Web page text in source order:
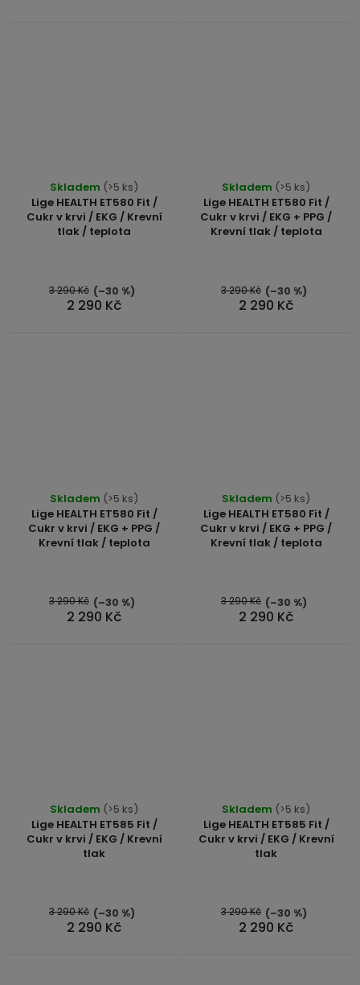
Lige HEALTH ET580 Fit /
Cukr v krvi / EKG / Krevní
tlak / teplota
Skladem (>5 ks)
2 290 Kč
3 290 Kč (–30 %)
Lige HEALTH ET580 Fit /
Cukr v krvi / EKG + PPG /
Krevní tlak / teplota
Skladem (>5 ks)
2 290 Kč
3 290 Kč (–30 %)
Lige HEALTH ET580 Fit /
Cukr v krvi / EKG + PPG /
Krevní tlak / teplota
hodnocení
produktu
je
5
hvězdiček.
Skladem (>5 ks)
2 290 Kč
3 290 Kč (–30 %)
Lige HEALTH ET580 Fit /
Cukr v krvi / EKG + PPG /
Krevní tlak / teplota
hodnocení
produktu
je
5
hvězdiček.
Skladem (>5 ks)
2 290 Kč
3 290 Kč (–30 %)
Lige HEALTH ET585 Fit /
Cukr v krvi / EKG / Krevní
tlak
Skladem (>5 ks)
2 290 Kč
3 290 Kč (–30 %)
Lige HEALTH ET585 Fit /
Cukr v krvi / EKG / Krevní
tlak
hodnocení
produktu
je
5
hvězdiček.
Skladem (>5 ks)
2 290 Kč
3 290 Kč (–30 %)